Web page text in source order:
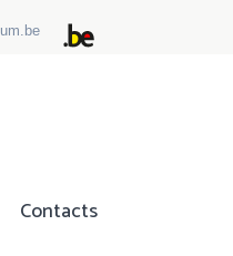
Contacts